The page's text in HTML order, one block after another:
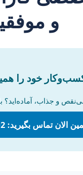
و
خود را
و جذاب، آماده‌اید؟
الان تماس بگیرید: 09356661302